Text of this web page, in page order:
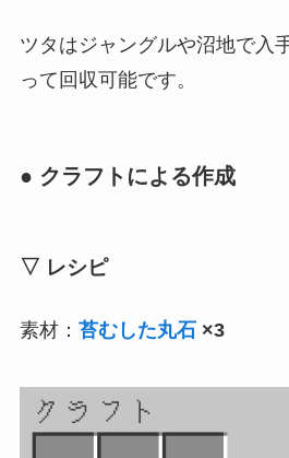
ツタはジャングルや沼地で入
って回収可能です。
● クラフトによる作成
▽ レシピ
素材： 苔むした丸石×3